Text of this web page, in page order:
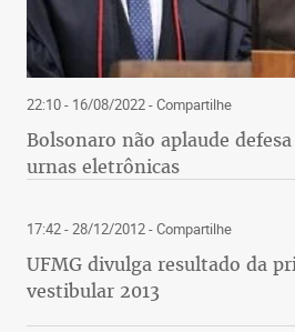
22:10 - 16/08/2022- Compartilhe
Bolsonaro não aplaude
urnas eletrônicas
17:42 - 28/12/2012- Compartilhe
UFMG divulga resultado da
vestibular 2013